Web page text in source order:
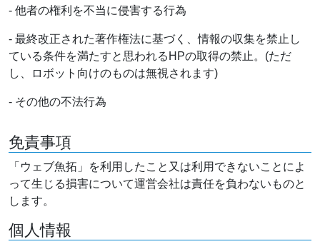
- 他者の権利を不当に侵害する行為
- 最終改正された著作権法に基づく、情報の収集を禁止し
ている条件を満たすと思われるHPの取得の禁止。(ただ
し、ロボット向けのものは無視されます)
- その他の不法行為
免責事項
「ウェブ魚拓」を利用したこと又は利用できないことによ
って生じる損害について運営会社は責任を負わないものと
します。
個人情報